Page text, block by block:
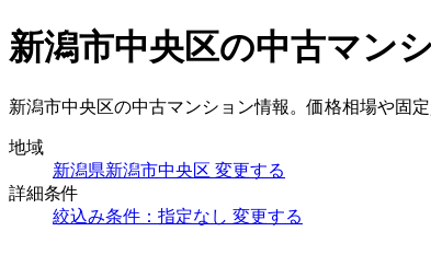
新潟市中央区の中古マン
新潟市中央区の中古マンション情報。価格相場や固
地域
新潟県新潟市中央区 変更する
詳細条件
絞込み条件：指定なし 変更する